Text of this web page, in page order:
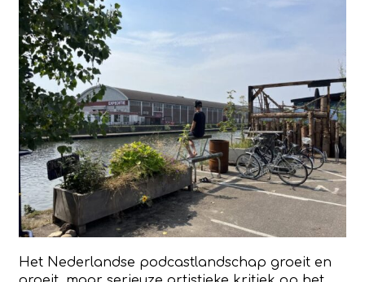
Het Nederlandse podcastlandschap groeit en